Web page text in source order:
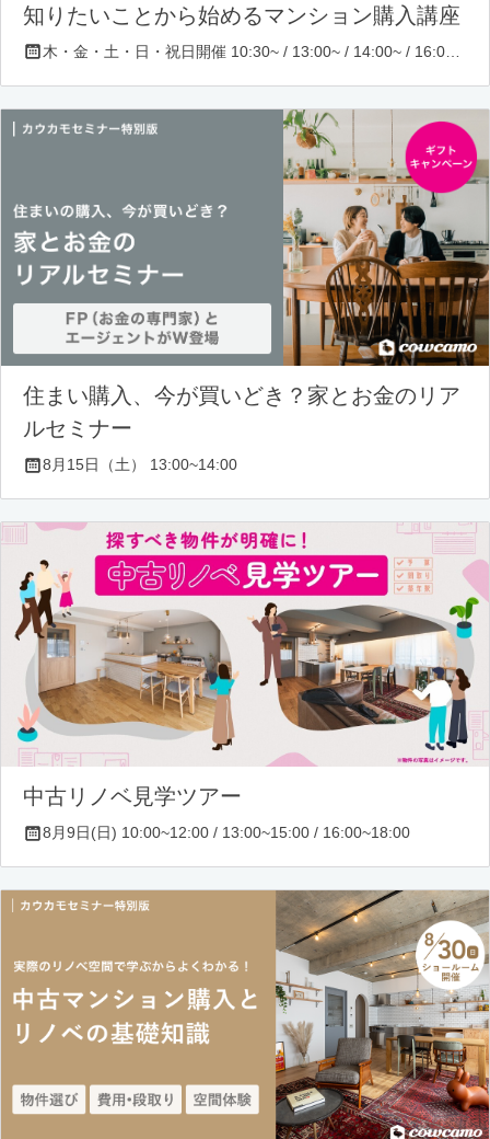
知りたいことから始めるマンション購入講座
住まい購入、今が買いどき？家とお金のリア
ルセミナー
8月15日（土） 13:00~14:00
中古リノベ見学ツアー
8月9日(日) 10:00~12:00 / 13:00~15:00 / 16:00~18:00